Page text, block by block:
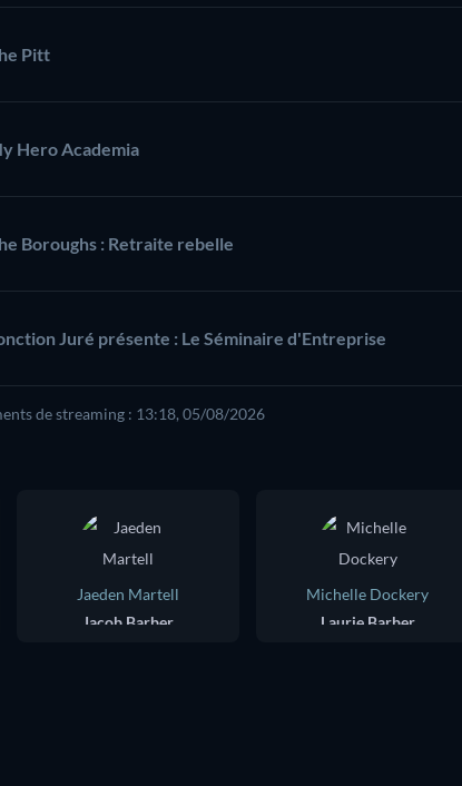
Pitt
Hero Academia
Boroughs : Retraite rebelle
Juré présente : Le Séminaire d'Entreprise
de streaming : 13:18, 05/08/2026
Jaeden Martell
Jacob Barber
Michelle Dockery
Laurie Barber